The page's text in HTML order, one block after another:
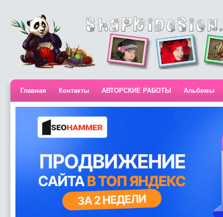
Главная Контакты АВТОРСКИЕ РАБОТЫ Альбомы